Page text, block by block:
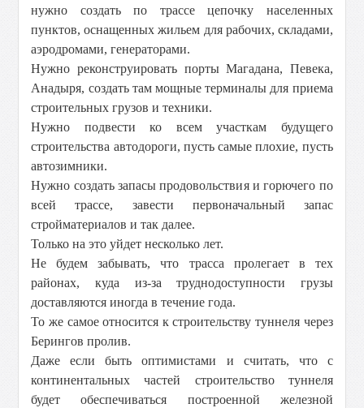
нужно создать по трассе цепочку населенных
пунктов, оснащенных жильем для рабочих, складами,
аэродромами, генераторами.
Нужно реконструировать порты Магадана, Певека,
Анадыря, создать там мощные терминалы для приема
строительных грузов и техники.
Нужно подвести ко всем участкам будущего
строительства автодороги, пусть самые плохие, пусть
автозимники.
Нужно создать запасы продовольствия и горючего по
всей трассе, завести первоначальный запас
стройматериалов и так далее.
Только на это уйдет несколько лет.
Не будем забывать, что трасса пролегает в тех
районах, куда из-за труднодоступности грузы
доставляются иногда в течение года.
То же самое относится к строительству туннеля через
Берингов пролив.
Даже если быть оптимистами и считать, что с
континентальных частей строительство туннеля
будет обеспечиваться построенной железной